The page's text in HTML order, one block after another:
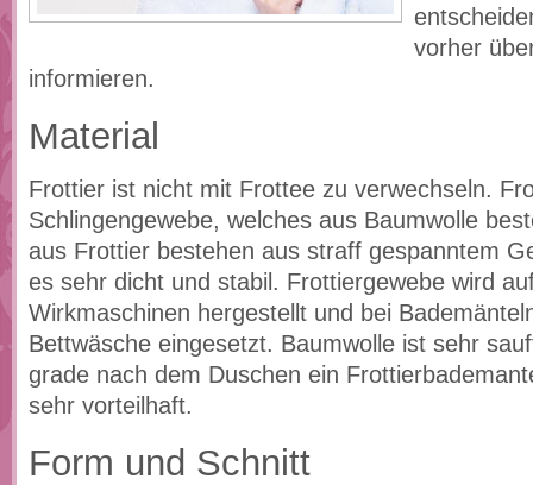
vorher
informieren.
Material
Frottier ist nicht mit Frottee zu verwechseln.
Schlingengewebe, welches aus Baumwolle
aus Frottier bestehen aus straff gespanntem
es sehr dicht und stabil. Frottiergewebe wird
Wirkmaschinen hergestellt und bei
Bettwäsche eingesetzt. Baumwolle ist sehr
grade nach dem Duschen ein
sehr vorteilhaft.
Form und Schnitt